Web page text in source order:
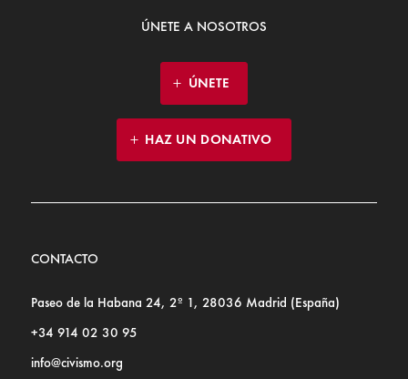
ÚNETE A NOSOTROS
ÚNETE
HAZ UN DONATIVO
CONTACTO
Paseo de la Habana 24, 2º 1, 28036 Madrid (España)
+34 914 02 30 95
info@civismo.org